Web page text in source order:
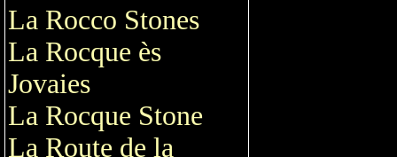
La Rocco Stones
La Rocque ès
Jovaies
La Rocque Stone
La Route de la